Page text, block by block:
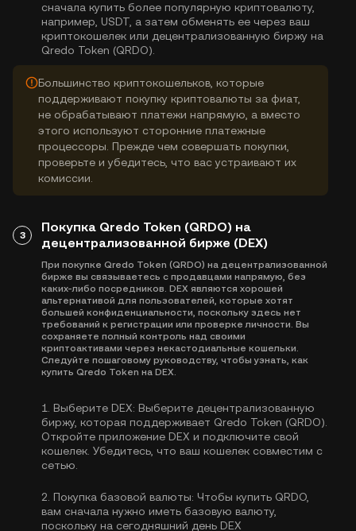
сначала купить более популярную криптовалюту,
например, USDT, а затем обменять ее через ваш
криптокошелек или децентрализованную биржу на
Qredo Token (QRDO).
Большинство криптокошельков, которые
поддерживают покупку криптовалюты за фиат,
не обрабатывают платежи напрямую, а вместо
этого используют сторонние платежные
процессоры. Прежде чем совершать покупки,
проверьте и убедитесь, что вас устраивают их
комиссии.
3
Покупка Qredo Token (QRDO) на
децентрализованной бирже (DEX)
При покупке Qredo Token (QRDO) на децентрализованной
бирже вы связываетесь с продавцами напрямую, без
каких-либо посредников. DEX являются хорошей
альтернативой для пользователей, которые хотят
большей конфиденциальности, поскольку здесь нет
требований к регистрации или проверке личности. Вы
сохраняете полный контроль над своими
криптоактивами через некастодиальные кошельки.
Следуйте пошаговому руководству, чтобы узнать, как
купить Qredo Token на DEX.
1. Выберите DEX: Выберите децентрализованную
биржу, которая поддерживает Qredo Token (QRDO).
Откройте приложение DEX и подключите свой
кошелек. Убедитесь, что ваш кошелек совместим с
сетью.
2. Покупка базовой валюты: Чтобы купить QRDO,
вам сначала нужно иметь базовую валюту,
поскольку на сегодняшний день DEX